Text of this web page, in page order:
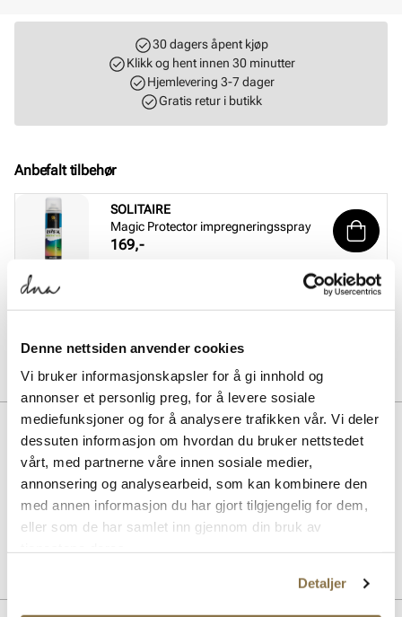
Denne nettsiden anvender cookies
Vi bruker informasjonskapsler for å gi innhold og
annonser et personlig preg, for å levere sosiale
mediefunksjoner og for å analysere trafikken vår. Vi deler
dessuten informasjon om hvordan du bruker nettstedet
vårt, med partnerne våre innen sosiale medier,
annonsering og analysearbeid, som kan kombinere den
med annen informasjon du har gjort tilgjengelig for dem,
eller som de har samlet inn gjennom din bruk av
Detaljer
30 dagers åpent kjøp
Klikk og hent innen 30 minutter
Hjemlevering 3-7 dager
Gratis retur i butikk
Anbefalt tilbehør
SOLITAIRE
Magic Protector impregneringsspray
Pris
169,-
Sneaker Magic cleaning sett
BESKRIVELSE
Sort Penny loafers med en hæl på 4 cm. Loafers gir deg komfort og
stil. Silhuetten har et tidløst design som passer perfekt både alle
anledninger.